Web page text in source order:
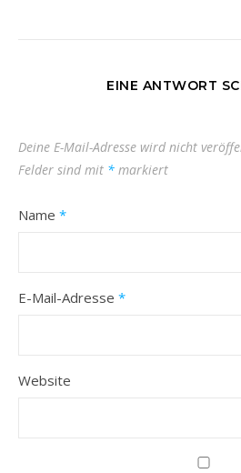
EINE ANTWORT
Deine E-Mail-Adresse wird nicht
Felder sind mit * markiert
Name *
E-Mail-Adresse *
Website